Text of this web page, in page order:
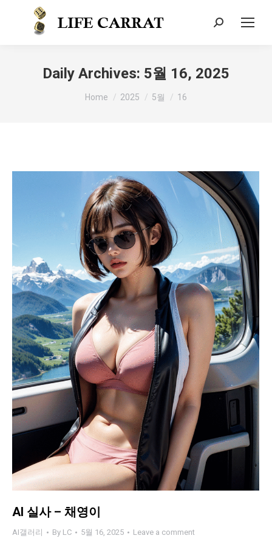
Daily Archives: 5월 16, 2025
You are here:
Home 2025 5월 16
AI 실사 – 채영이
AI갤러리 By LC 5월 16, 2025 Leave a comment